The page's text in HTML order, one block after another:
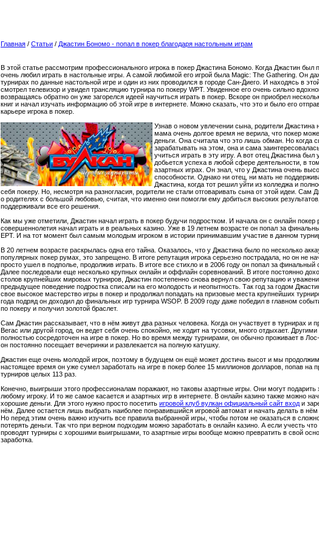
Главная / Статьи / Джастин Бономо - попал в покер благодаря настольным играм
В этой статье рассмотрим профессионального игрока в покер Джастина Бономо. Когда Джастин был
очень любил играть в настольные игры. А самой любимой его игрой была Magic: The Gathering. Он
турнирах по данные настольной игре и один из них проводился в городе Сан-Диего. И находясь в
смотрел телевизор и увидел трансляцию турнира по покеру WPT. Увиденное его очень сильно
возвращаясь обратно он уже загорелся идеей научиться играть в покер. Вскоре он приобрел
книг и начал изучать информацию об этой игре в интернете. Можно сказать, что это и было его
карьере игрока в покер.
Узнав о новом увлечении сына, родители Джастина
мама очень долгое время не верила, что покер
деньги. Она считала что это лишь обман. Но когда
зарабатывать на этом, она и сама
учиться играть в эту игру. А вот отец Джастина был
добьется успеха в любой сфере деятельности, в
азартных играх. Он знал, что у Джастина очень
способности. Однако ни отец, ни мать не
Джастина, когда тот решил уйти из колледжа и
себя покеру. Но, несмотря на разногласия, родители не стали отговаривать сына от этой идеи. Сам
о родителях с большой любовью, считая, что именно они помогли ему добиться высоких
поддерживали все его решения.
Как мы уже отметили, Джастин начал играть в покер будучи подростком. И начала он с онлайн
совершеннолетия начал играть и в реальных казино. Уже в 19 летнем возрасте он попал за
EPT. И на тот момент был самым молодым игроком в истории принимавшим участие в данном
В 20 летнем возрасте раскрылась одна его тайна. Оказалось, что у Джастина было по несколько
популярных покер румах, это запрещено. В итоге репутация игрока серьезно пострадала, но он не
просто ушел в подполье, продолжив играть. В итоге все стихло и в 2006 году он попал за финальный
Далее последовали еще несколько крупных онлайн и оффлайн соревнований. В итоге постоянно
столов крупнейших мировых турниров, Джастин постепенно снова вернул свою репутацию и
предыдущее поведение подростка списали на его молодость и неопытность. Так год за годом
свое высокое мастерство игры в покер и продолжал попадать на призовые места крупнейших
года подряд он доходил до финальных игр турнира WSOP. В 2009 году даже победил в главном
по покеру и получил золотой браслет.
Сам Джастин рассказывает, что в нём живут два разных человека. Когда он участвует в турнирах и
Вегас или другой город, он ведет себя очень спокойно, не ходит на тусовки, много отдыхает.
полностью сосредоточен на игре в покер. Но во время между турнирами, он обычно проживает в
он постоянно посещает вечеринки и развлекается на полную катушку.
Джастин еще очень молодой игрок, поэтому в будущем он ещё может достичь высот и мы
настоящее время он уже сумел заработать на игре в покер более 15 миллионов долларов, попав на
турниров целых 113 раз.
Конечно, выигрыши этого профессионалам поражают, но таковы азартные игры. Они могут подарить
любому игроку. И то же самое касается и азартных игр в интернете. В онлайн казино также можно
хорошие деньги. Для этого нужно просто посетить игровой клуб вулкан официальный сайт вход и
нём. Далее остается лишь выбрать наиболее понравившийся игровой автомат и начать делать в нём
Но перед этим очень важно изучить все правила выбранной игры, чтобы потом не оказаться в
потерять деньги. Так что при верном подходим можно заработать в онлайн казино. А если учесть
проводят турниры с хорошими выигрышами, то азартные игры вообще можно превратить в свой
заработка.